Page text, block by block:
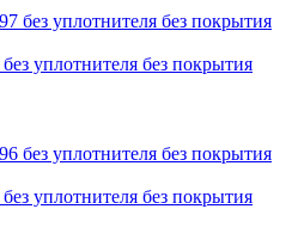
уплотнителя без покрытия
уплотнителя без покрытия